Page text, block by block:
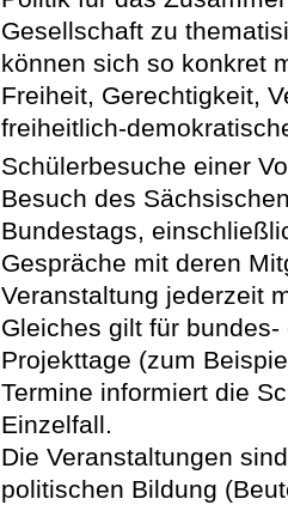
Gesellschaft zu
können sich so konkret
Freiheit, Gerechtigkeit,
freiheitlich-
Schülerbesuche einer
Besuch des
Bundestags,
Gespräche mit deren
Veranstaltung jederzeit
Gleiches gilt für
Projekttage (zum
Termine informiert die
Einzelfall.
Die Veranstaltungen
politischen Bildung